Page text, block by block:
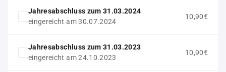
Jahresabschluss zum 31.03.2024
eingereicht am 30.07.2024
10,90€
Jahresabschluss zum 31.03.2023
eingereicht am 24.10.2023
10,90€